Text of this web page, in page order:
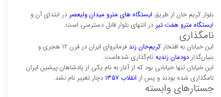
بلوار کریم خان از طریق ایستگاه های مترو میدان ولیعصردر ابتدای آن و
ایستگاه مترو هفت تیردر انتهای بلوار قابل دسترسی است.
نامگذاری
این خیابان به افتخارکریم‌خان زند
فرمانروای ایران در قرن ۱۲ هجری و
بنیان‌گذاردودمان زندیهنام‌گذاری شده‌است.
این خیابان تنها خیابانی بود که از آغاز به نام یکی از پادشاهان پیشین ایران
نامگذاری شده بودند و پس از انقلاب ۱۳۵۷ دچار تغییر نام نشد.
جستارهای وابسته